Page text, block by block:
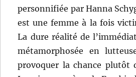
personnifiée par Hanna
est une femme à la fois
La dure réalité de
métamorphosée en
provoquer la chance plutôt